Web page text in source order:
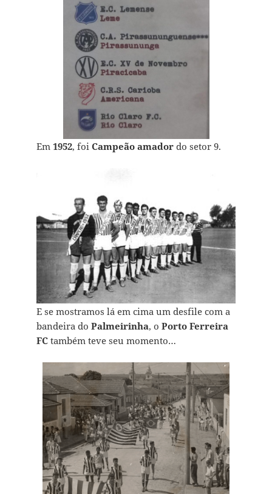
Em 1952, foi Campeão amadordo setor 9.
E se mostramos lá em cima um desfile com a
bandeira do Palmeirinha, o Porto Ferreira
FCtambém teve seu momento…